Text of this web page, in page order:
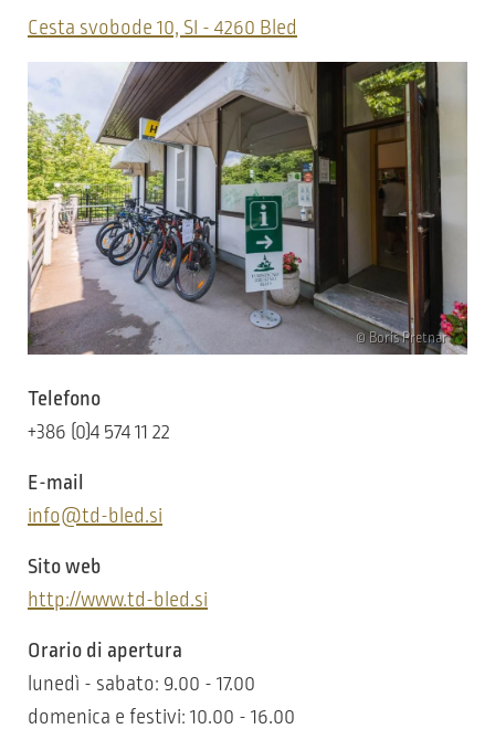
Cesta svobode 10, SI - 4260 Bled
© Boris Pretnar
Telefono
+386 (0)4 574 11 22
E-mail
info@td-bled.si
Sito web
http://www.td-bled.si
Orario di apertura
lunedì - sabato: 9.00 - 17.00
domenica e festivi: 10.00 - 16.00